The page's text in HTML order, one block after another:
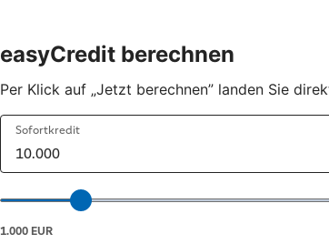
easyCredit berechnen
Per Klick auf „Jetzt berechnen” landen Sie